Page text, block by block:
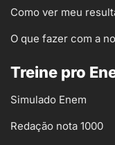
Como ver meu
O que fazer com a
Treine pro
Simulado Enem
Redação nota 1000